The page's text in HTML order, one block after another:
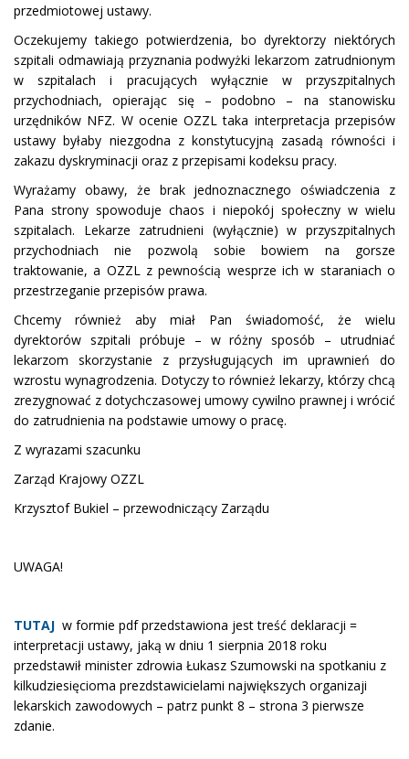
przedmiotowej ustawy.
Oczekujemy takiego potwierdzenia, bo dyrektorzy niektórych
szpitali odmawiają przyznania podwyżki lekarzom zatrudnionym
w szpitalach i pracujących wyłącznie w przyszpitalnych
przychodniach, opierając się – podobno – na stanowisku
urzędników NFZ. W ocenie OZZL taka interpretacja przepisów
ustawy byłaby niezgodna z konstytucyjną zasadą równości i
zakazu dyskryminacji oraz z przepisami kodeksu pracy.
Wyrażamy obawy, że brak jednoznacznego oświadczenia z
Pana strony spowoduje chaos i niepokój społeczny w wielu
szpitalach. Lekarze zatrudnieni (wyłącznie) w przyszpitalnych
przychodniach nie pozwolą sobie bowiem na gorsze
traktowanie, a OZZL z pewnością wesprze ich w staraniach o
przestrzeganie przepisów prawa.
Chcemy również aby miał Pan świadomość, że wielu
dyrektorów szpitali próbuje – w różny sposób – utrudniać
lekarzom skorzystanie z przysługujących im uprawnień do
wzrostu wynagrodzenia. Dotyczy to również lekarzy, którzy chcą
zrezygnować z dotychczasowej umowy cywilno prawnej i wrócić
do zatrudnienia na podstawie umowy o pracę.
Z wyrazami szacunku
Zarząd Krajowy OZZL
Krzysztof Bukiel – przewodniczący Zarządu
UWAGA!
TUTAJ w formie pdf przedstawiona jest treść deklaracji =
interpretacji ustawy, jaką w dniu 1 sierpnia 2018 roku
przedstawił minister zdrowia Łukasz Szumowski na spotkaniu z
kilkudziesięcioma prezdstawicielami największych organizaji
lekarskich zawodowych – patrz punkt 8 – strona 3 pierwsze
zdanie.